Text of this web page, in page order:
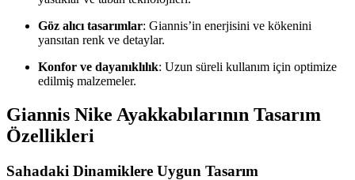
Göz alıcı tasarımlar: Giannis’in enerjisini ve kökenini
yansıtan renk ve detaylar.
Konfor ve dayanıklılık: Uzun süreli kullanım için optimize
edilmiş malzemeler.
Giannis Nike Ayakkabılarının Tasarım
Özellikleri
Sahadaki Dinamiklere Uygun Tasarım